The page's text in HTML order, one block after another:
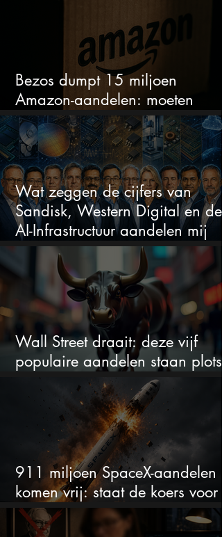
Bezos dumpt 15 miljoen
Amazon-aandelen: moeten
beleggers zich zorgen maken?
Wat zeggen de cijfers van
Sandisk, Western Digital en de
AI-Infrastructuur aandelen mij
werkelijk
Wall Street draait: deze vijf
populaire aandelen staan plots
onder spanning
911 miljoen SpaceX-aandelen
komen vrij: staat de koers voor
een nieuwe crash?